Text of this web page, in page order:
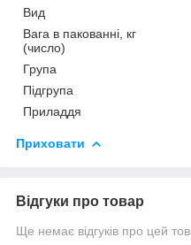
Вид
Вага в пакованні, кг
(число)
Група
Підгрупа
Приладдя
Приховати
Відгуки про товар
Ще немає відгуків про цей